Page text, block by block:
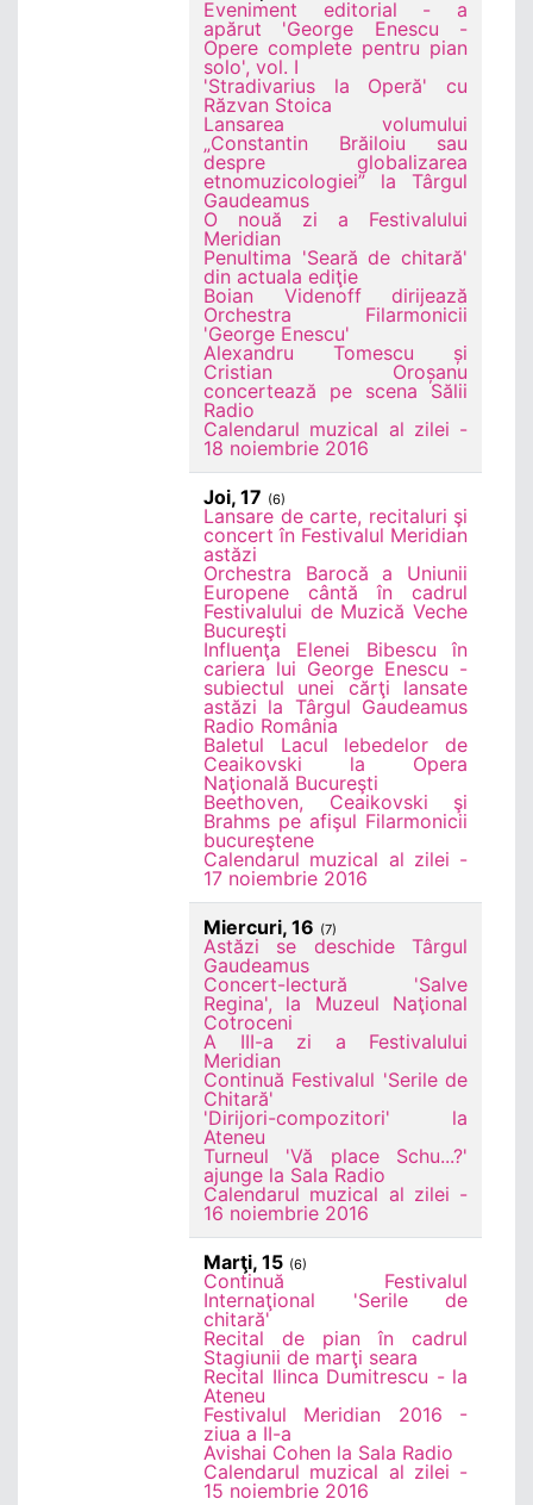
Eveniment editorial - a
apărut 'George Enescu -
Opere complete pentru pian
solo', vol. I
'Stradivarius la Operă' cu
Răzvan Stoica
Lansarea volumului
„Constantin Brăiloiu sau
despre globalizarea
etnomuzicologiei” la Târgul
Gaudeamus
O nouă zi a Festivalului
Meridian
Penultima 'Seară de chitară'
din actuala ediţie
Boian Videnoff dirijează
Orchestra Filarmonicii
'George Enescu'
Alexandru Tomescu și
Cristian Oroșanu
concertează pe scena Sălii
Radio
Calendarul muzical al zilei -
18 noiembrie 2016
Joi, 17 (6)
Lansare de carte, recitaluri şi
concert în Festivalul Meridian
astăzi
Orchestra Barocă a Uniunii
Europene cântă în cadrul
Festivalului de Muzică Veche
Bucureşti
Influenţa Elenei Bibescu în
cariera lui George Enescu -
subiectul unei cărţi lansate
astăzi la Târgul Gaudeamus
Radio România
Baletul Lacul lebedelor de
Ceaikovski la Opera
Naţională Bucureşti
Beethoven, Ceaikovski şi
Brahms pe afişul Filarmonicii
bucureştene
Calendarul muzical al zilei -
17 noiembrie 2016
Miercuri, 16 (7)
Astăzi se deschide Târgul
Gaudeamus
Concert-lectură 'Salve
Regina', la Muzeul Naţional
Cotroceni
A III-a zi a Festivalului
Meridian
Continuă Festivalul 'Serile de
Chitară'
'Dirijori-compozitori' la
Ateneu
Turneul 'Vă place Schu...?'
ajunge la Sala Radio
Calendarul muzical al zilei -
16 noiembrie 2016
Marţi, 15 (6)
Continuă Festivalul
Internaţional 'Serile de
chitară'
Recital de pian în cadrul
Stagiunii de marţi seara
Recital Ilinca Dumitrescu - la
Ateneu
Festivalul Meridian 2016 -
ziua a II-a
Avishai Cohen la Sala Radio
Calendarul muzical al zilei -
15 noiembrie 2016